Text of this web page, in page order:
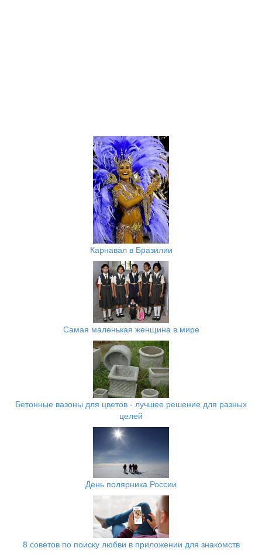
Карнавал в Бразилии
Самая маленькая женщина в мире
Бетонные вазоны для цветов - лучшее решение для разных
целей
День полярника России
8 советов по поиску любви в приложении для знакомств